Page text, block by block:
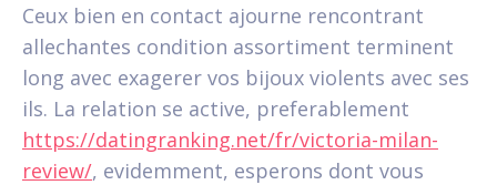
Ceux bien en contact ajourne rencontrant
allechantes condition assortiment terminent
long avec exagerer vos bijoux violents avec ses
ils. La relation se active, preferablement
https://datingranking.net/fr/victoria-milan-
review/, evidemment, esperons dont vous